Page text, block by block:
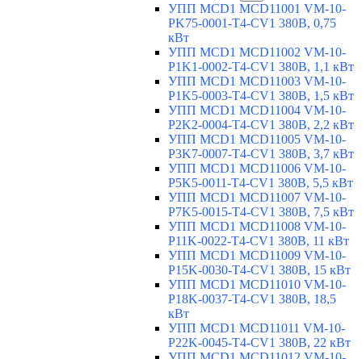
УПП MCD1 MCD11001 VM-10-
PK75-0001-T4-CV1 380В, 0,75
кВт
УПП MCD1 MCD11002 VM-10-
P1K1-0002-T4-CV1 380В, 1,1 кВт
УПП MCD1 MCD11003 VM-10-
P1K5-0003-T4-CV1 380В, 1,5 кВт
УПП MCD1 MCD11004 VM-10-
P2K2-0004-T4-CV1 380В, 2,2 кВт
УПП MCD1 MCD11005 VM-10-
P3K7-0007-T4-CV1 380В, 3,7 кВт
УПП MCD1 MCD11006 VM-10-
P5K5-0011-T4-CV1 380В, 5,5 кВт
УПП MCD1 MCD11007 VM-10-
P7K5-0015-T4-CV1 380В, 7,5 кВт
УПП MCD1 MCD11008 VM-10-
P11K-0022-T4-CV1 380В, 11 кВт
УПП MCD1 MCD11009 VM-10-
P15K-0030-T4-CV1 380В, 15 кВт
УПП MCD1 MCD11010 VM-10-
P18K-0037-T4-CV1 380В, 18,5
кВт
УПП MCD1 MCD11011 VM-10-
P22K-0045-T4-CV1 380В, 22 кВт